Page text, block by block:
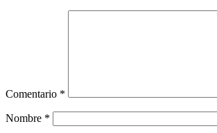
Comentario *
Nombre *